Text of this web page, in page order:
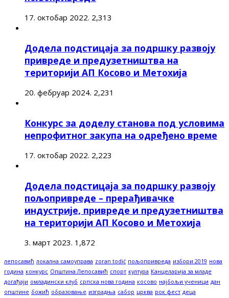
17. октобар 2022. 2,313
Додела подстицаја за подршку развоју
привреде и предузетништва на
територији АП Косово и Метохија
20. фебруар 2024. 2,231
Конкурс за доделу станова под условима
непрофитног закупа на одређено време
17. октобар 2022. 2,223
Додела подстицаја за подршку развоју
пољопривреде – прерађивачке
индустрије, привреде и предузетништва
на територији АП Косово и Метохија
3. март 2023. 1,872
лепосавић локална самоуправа zoran todić пољопривреда избори 2019 нова
година конкурс Општина Лепосавић спорт култура Канцеларија за младе
догађаји омладински клуб српска нова година косово најбољи ученици дан
општине божић образовање изградња сабор црква рок фест деца